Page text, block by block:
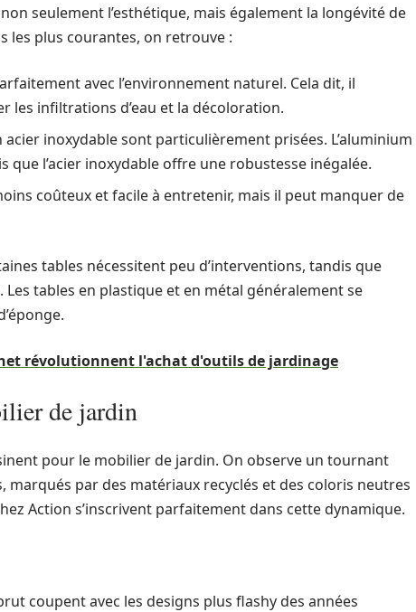
seulement l’esthétique, mais également la longévité de
les plus courantes, on retrouve :
avec l’environnement naturel. Cela dit, il
les infiltrations d’eau et la décoloration.
inoxydable sont particulièrement prisées. L’aluminium
l’acier inoxydable offre une robustesse inégalée.
coûteux et facile à entretenir, mais il peut manquer de
tables nécessitent peu d’interventions, tandis que
tables en plastique et en métal généralement se
révolutionnent l'achat d'outils de jardinage
de jardin
pour le mobilier de jardin. On observe un tournant
marqués par des matériaux recyclés et des coloris neutres
Action s’inscrivent parfaitement dans cette dynamique.
coupent avec les designs plus flashy des années